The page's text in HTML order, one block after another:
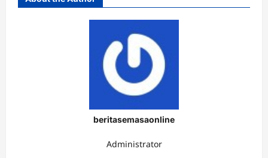
beritasemasaonline
Administrator